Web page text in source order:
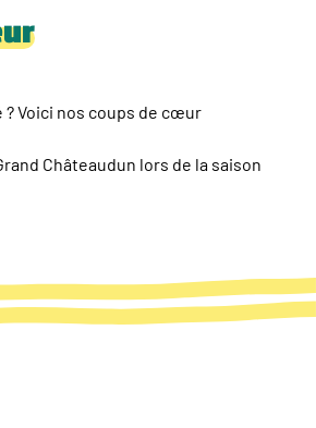
? Voici nos coups de cœur
Châteaudun lors de la saison